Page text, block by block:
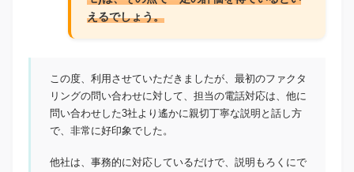
えるでしょう。
この度、利用させていただきましたが、最初のファクタ
リングの問い合わせに対して、担当の電話対応は、他に
問い合わせした3社より遙かに親切丁寧な説明と話し方
で、非常に好印象でした。
他社は、事務的に対応しているだけで、説明もろくにで